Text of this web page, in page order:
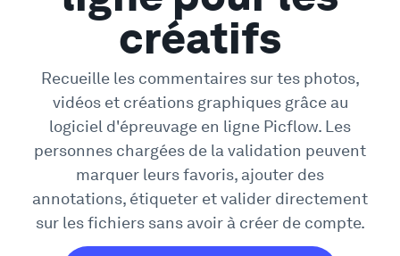
créatifs
Recueille les commentaires sur tes photos,
vidéos et créations graphiques grâce au
logiciel d'épreuvage en ligne Picflow. Les
personnes chargées de la validation peuvent
marquer leurs favoris, ajouter des
annotations, étiqueter et valider directement
sur les fichiers sans avoir à créer de compte.